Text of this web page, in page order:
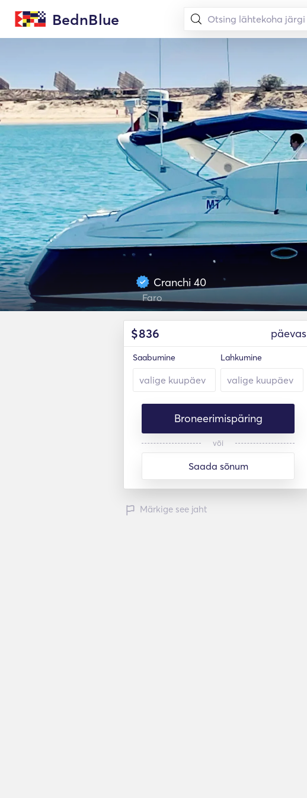
BednBlue
Cranchi 40
Faro
$836 päevas
Saabumine Lahkumine
Broneerimispäring
või
Saada sõnum
Märkige see jaht